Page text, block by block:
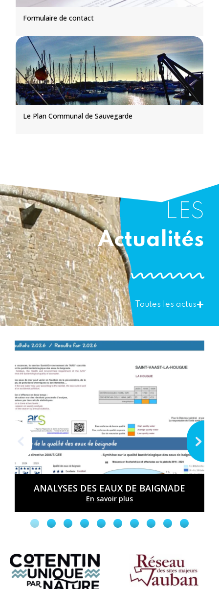
Formulaire de contact
Le Plan Communal de Sauvegarde
LES
Actualités
Toutes les actus
ANALYSES DES EAUX DE BAIGNADE
En savoir plus